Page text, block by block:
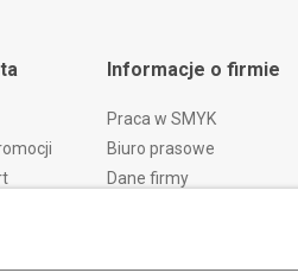
Informacje o firmie
Praca w SMYK
Biuro prasowe
Dane firmy
Smyk.ro